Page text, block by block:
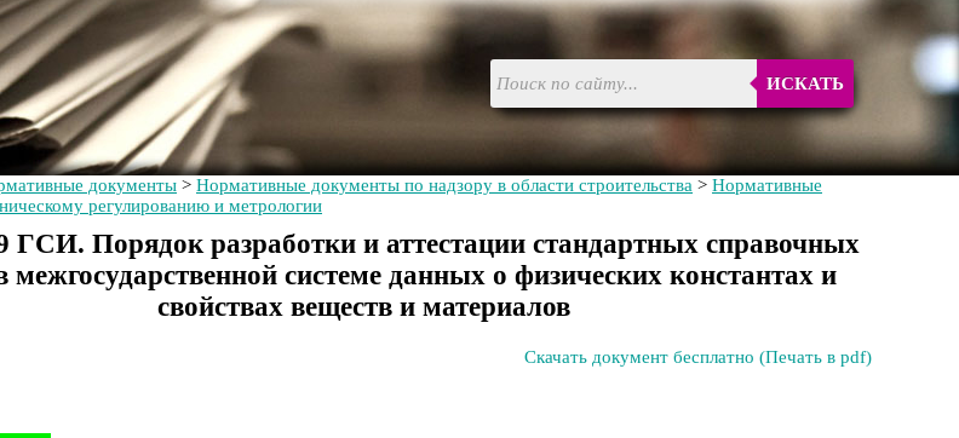
ИСКАТЬ
документы > Нормативные документы по надзору в области строительства > Нормативные
регулированию и метрологии
Порядок разработки и аттестации стандартных справочных
межгосударственной системе данных о физических константах и
свойствах веществ и материалов
Скачать документ бесплатно (Печать в pdf)